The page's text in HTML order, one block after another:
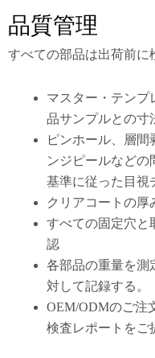
品質管理
すべての部品は出荷前に
マスター・テンプ
品サンプルとの寸
ピンホール、層間
ンジピールなどの
基準に従った目視
クリアコートの厚
すべての固定穴と
認
各部品の重量を測
対して記録する。
OEM/ODMのご注
検査レポートをご